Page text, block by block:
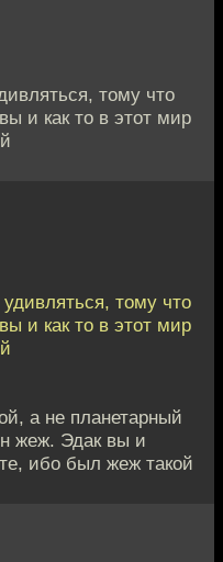
тому что
и как то в этот мир
тому что
и как то в этот мир
а не планетарный
жеж. Эдак вы и
ибо был жеж такой